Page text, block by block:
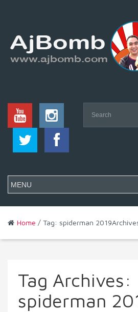
Home / Tag: spiderman
Tag Archives:
spiderman